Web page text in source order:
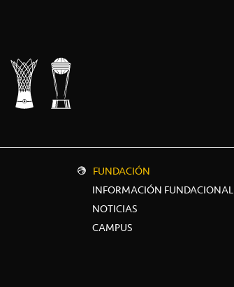
FUNDACIÓN
INFORMACIÓN FUNDACIONAL
NOTICIAS
CAMPUS